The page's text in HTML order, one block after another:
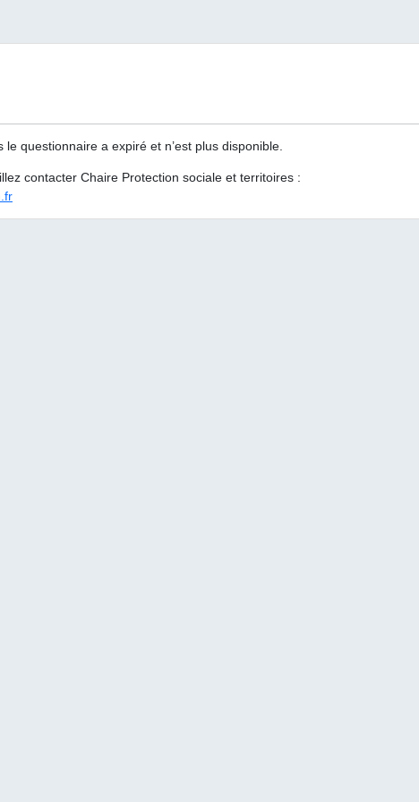
questionnaire a expiré et n’est plus disponible.
contacter Chaire Protection sociale et territoires :